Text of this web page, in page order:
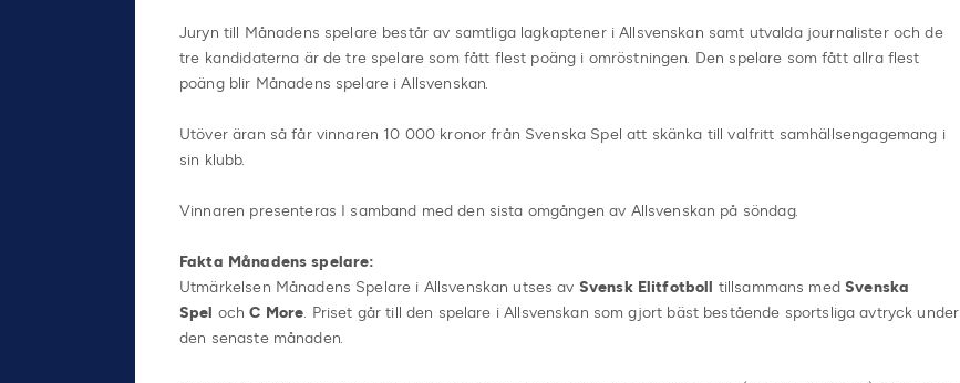
Juryn till Månadens spelare består av samtliga lagkaptener i Allsvenskan samt utvalda journalister och de
tre kandidaterna är de tre spelare som fått flest poäng i omröstningen. Den spelare som fått allra flest
poäng blir Månadens spelare i Allsvenskan.
Utöver äran så får vinnaren 10 000 kronor från Svenska Spel att skänka till valfritt samhällsengagemang i
sin klubb.
Vinnaren presenteras I samband med den sista omgången av Allsvenskan på söndag.
Fakta Månadens spelare:
Utmärkelsen Månadens Spelare i Allsvenskan utses av Svensk Elitfotboll tillsammans medSvenska
Spel ochC More. Priset går till den spelare i Allsvenskan som gjort bäst bestående sportsliga avtryck under
den senaste månaden.